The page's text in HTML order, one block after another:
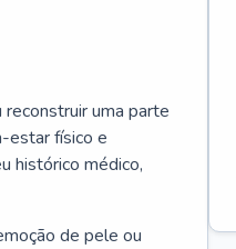
uma parte
estar físico e
histórico médico,
de pele ou